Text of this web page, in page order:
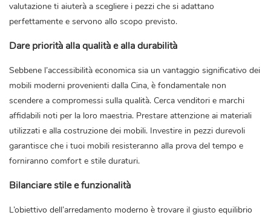
valutazione ti aiuterà a scegliere i pezzi che si adattano
perfettamente e servono allo scopo previsto.
Dare priorità alla qualità e alla durabilità
Sebbene l’accessibilità economica sia un vantaggio significativo dei
mobili moderni provenienti dalla Cina, è fondamentale non
scendere a compromessi sulla qualità. Cerca venditori e marchi
affidabili noti per la loro maestria. Prestare attenzione ai materiali
utilizzati e alla costruzione dei mobili. Investire in pezzi durevoli
garantisce che i tuoi mobili resisteranno alla prova del tempo e
forniranno comfort e stile duraturi.
Bilanciare stile e funzionalità
L’obiettivo dell’arredamento moderno è trovare il giusto equilibrio